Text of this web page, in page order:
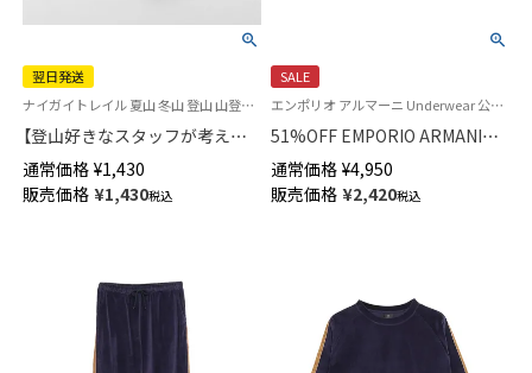
翌日発送
ナイガイトレイル 夏山 冬山 登山 山登り トレッキング 登山ソックス
【登山好きなスタッフが考えた
納得の登山用靴下】NAIGAI
TRAIL メリノウール混 クルー丈
メンズ＆レディース 【365日最
通常価格 ¥1,430
販売価格 ¥1,430税込
SALE
エンポリオ アルマーニ Underwear 公式オンラインショップ
51%OFF EMPORIO ARMANI
EAGLE LABEL イーグルラベル
オーガニックコットン ボクサー
パンツ 前閉じ EUサイズ メンズ
通常価格 ¥4,950
販売価格 ¥2,420税込